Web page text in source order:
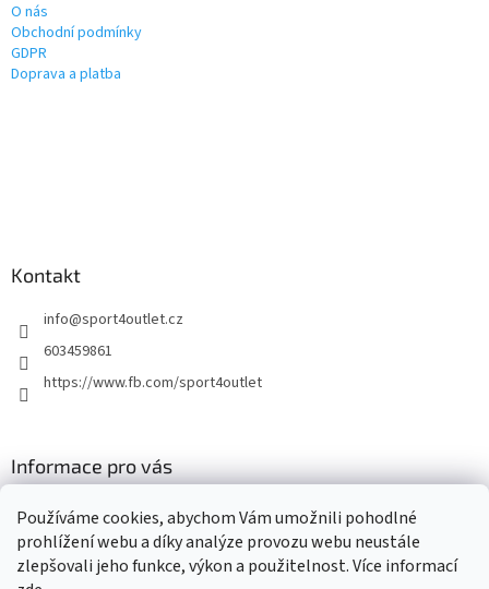
Používáme cookies, abychom Vám umožnili pohodlné
prohlížení webu a díky analýze provozu webu neustále
zlepšovali jeho funkce, výkon a použitelnost. Více informací
O nás
Obchodní podmínky
GDPR
Doprava a platba
Kontakt
info@sport4outlet.cz
603459861
https://www.fb.com/sport4outlet
Informace pro vás
GDPR
Moje objednávka